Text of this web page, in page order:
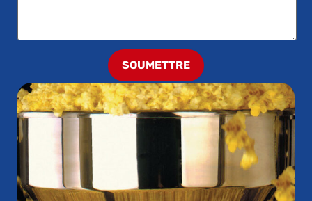
SOUMETTRE